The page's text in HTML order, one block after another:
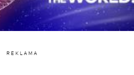
REKLAMA